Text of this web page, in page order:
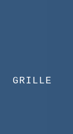
GRILLE